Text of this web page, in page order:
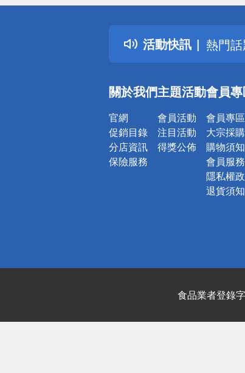
活動快訊
詐騙
得獎
熱門話
銀行
詐騙
關於我們
官網
促銷目錄
分店資訊
保險服務
主題活動
會員活動
注目活動
得獎公佈
會員
會員專區
大宗採購
購物須知
會員服
隱私權
退貨須知
食品業者登錄